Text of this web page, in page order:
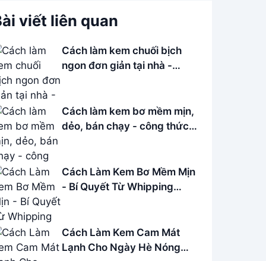
viết liên quan
Cách làm kem chuối bịch
ngon đơn giản tại nhà -
Cách làm kem bơ mềm mịn,
dẻo, bán chạy - công thức
Cách Làm Kem Bơ Mềm Mịn
- Bí Quyết Từ Whipping
Cách Làm Kem Cam Mát
Lạnh Cho Ngày Hè Nóng